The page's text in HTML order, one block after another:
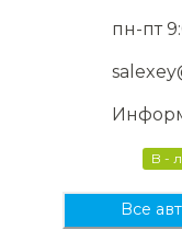
пн-пт
B -
Все